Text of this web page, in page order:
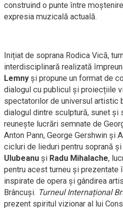
construind o punte între
expresia muzicală actuală.
Inițiat de soprana Rodica Vică,
interdisciplinară realizată
Lemnyși propune un format de
dialogul cu publicul și proiecțiile
spectatorilor de universul artistic
dialogul dintre sculptură, sunet și
reunește lucrări semnate de
Anton Pann, George Gershwin și
cicluri de lieduri pentru soprană
Ulubeanu și Radu Mihalache,
pentru acest turneu și prezentate
inspirate de opera și gândirea
Brâncuși. Turneul Internațional
prezent spiritul vizionar al lui